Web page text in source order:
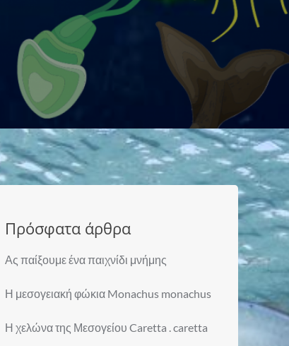
Πρόσφατα άρθρα
Ας παίξουμε ένα παιχνίδι μνήμης
Η μεσογειακή φώκια Monachus monachus
Η χελώνα της Μεσογείου Caretta . caretta